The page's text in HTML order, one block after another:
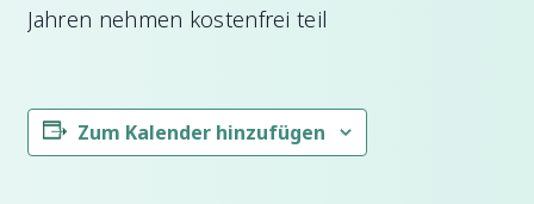
Jahren nehmen kostenfrei teil
Zum Kalender hinzufügen